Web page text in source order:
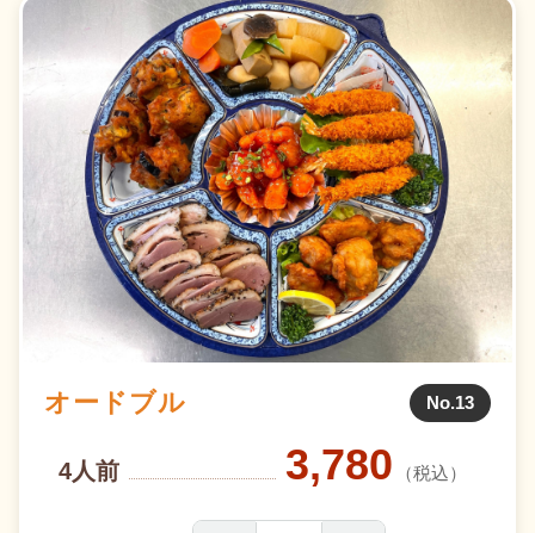
オードブル No.13
4人前 3,780 （税込）